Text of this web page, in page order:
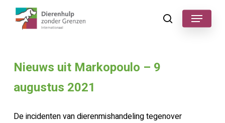
search
Menu
Nieuws uit Markopoulo – 9
augustus 2021
De incidenten van dierenmishandeling tegenover